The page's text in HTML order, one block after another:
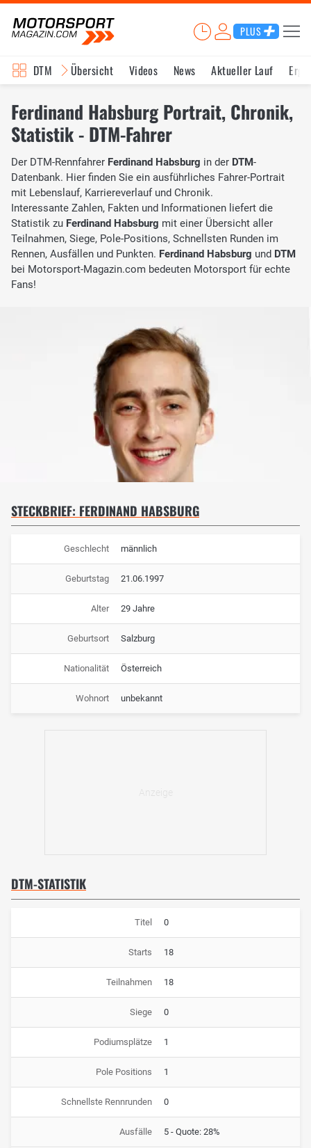
PLUS
DTM Übersicht Videos News Aktueller Lauf
Ferdinand Habsburg Portrait, Chronik,
Statistik - DTM-Fahrer
Der DTM-Rennfahrer Ferdinand Habsburg in der DTM-
Datenbank. Hier finden Sie ein ausführliches Fahrer-Portrait
mit Lebenslauf, Karriereverlauf und Chronik.
Interessante Zahlen, Fakten und Informationen liefert die
Statistik zu Ferdinand Habsburg mit einer Übersicht aller
Teilnahmen, Siege, Pole-Positions, Schnellsten Runden im
Rennen, Ausfällen und Punkten. Ferdinand Habsburg und DTM
bei Motorsport-Magazin.com bedeuten Motorsport für echte
Fans!
STECKBRIEF: FERDINAND HABSBURG
Geschlecht männlich
Geburtstag 21.06.1997
Alter 29 Jahre
Geburtsort Salzburg
Nationalität Österreich
Wohnort unbekannt
DTM-STATISTIK
Titel 0
Starts 18
Teilnahmen 18
Siege 0
Podiumsplätze 1
Pole Positions 1
Schnellste Rennrunden 0
Ausfälle 5 - Quote: 28%